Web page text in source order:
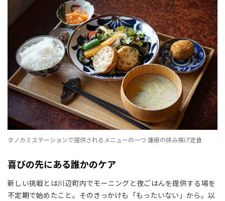
タノカミステーションで提供されるメニューの一つ 蓮根の挟み揚げ定食
喜びの先にある誰かのケア
新しい挑戦とは川辺町内でモーニングと夜ごはんを提供する場を
不定期で始めたこと。そのきっかけも「もったいない」から。以